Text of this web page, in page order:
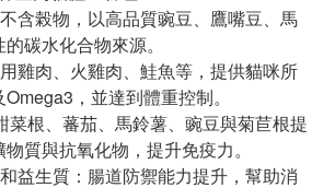
含榖物，以高品質豌豆、鷹嘴豆、馬
碳水化合物來源。
雞肉、火雞肉、鮭魚等，提供貓咪所
，並達到體重控制。
菜根、蕃茄、馬鈴薯、豌豆與菊苣根提
質與抗氧化物，提升免疫力。
益生質：腸道防禦能力提升，幫助消